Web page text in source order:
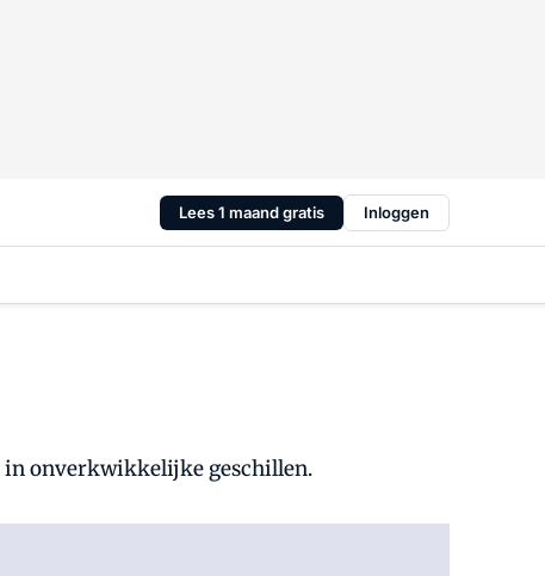
Lees 1 maand gratis Inloggen
in onverkwikkelijke geschillen.